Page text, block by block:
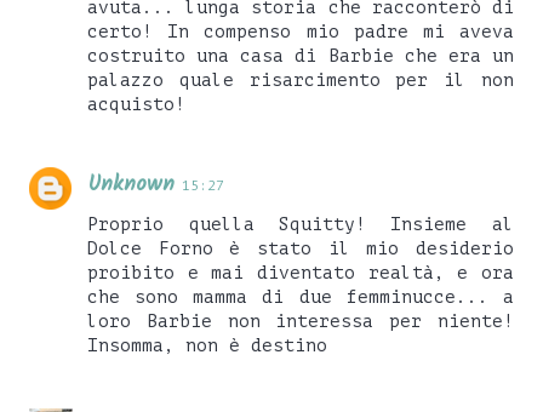
avuta... lunga storia che racconterò di
certo! In compenso mio padre mi aveva
costruito una casa di Barbie che era un
palazzo quale risarcimento per il non
acquisto!
Unknown 15:27
Proprio quella Squitty! Insieme al
Dolce Forno è stato il mio desiderio
proibito e mai diventato realtà, e ora
che sono mamma di due femminucce... a
loro Barbie non interessa per niente!
Insomma, non è destino